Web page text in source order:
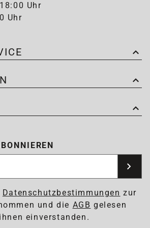
Uhr
Uhr
Datenschutzbestimmungen zur
und die AGB gelesen
einverstanden.